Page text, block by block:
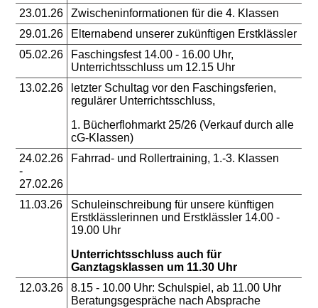
23.01.26
Zwischeninformationen für die 4. Klassen
29.01.26
Elternabend unserer zukünftigen Erstklässler
05.02.26
Faschingsfest 14.00 - 16.00 Uhr,
Unterrichtsschluss um 12.15 Uhr
13.02.26
letzter Schultag vor den Faschingsferien,
regulärer Unterrichtsschluss,
1. Bücherflohmarkt 25/26 (Verkauf durch alle
cG-Klassen)
24.02.26
-
27.02.26
Fahrrad- und Rollertraining, 1.-3. Klassen
11.03.26
Schuleinschreibung für unsere künftigen
Erstklässlerinnen und Erstklässler 14.00 -
19.00 Uhr
Unterrichtsschluss auch für
Ganztagsklassen um 11.30 Uhr
12.03.26
8.15 - 10.00 Uhr: Schulspiel, ab 11.00 Uhr
Beratungsgespräche nach Absprache